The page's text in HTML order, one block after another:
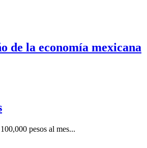
de la economía mexicana
pesos al mes...